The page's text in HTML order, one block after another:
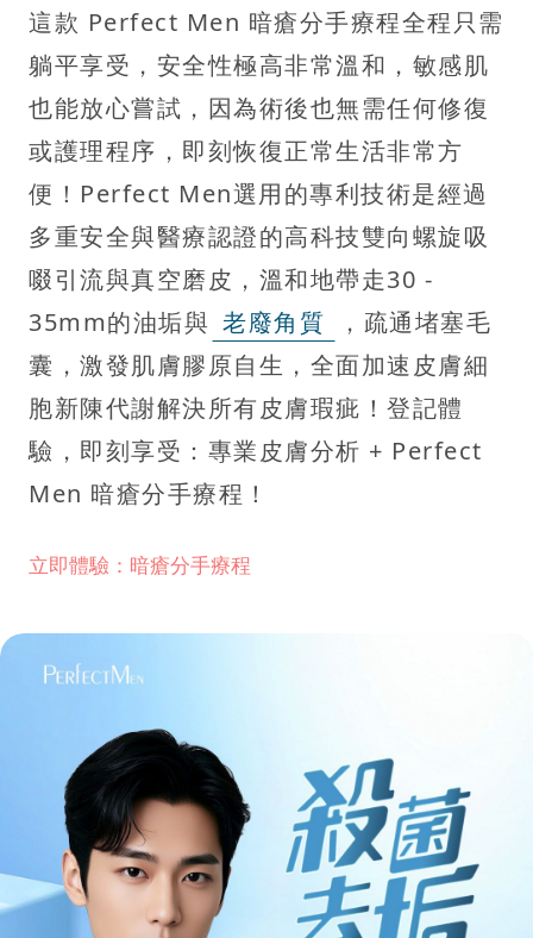
這款 Perfect Men 暗瘡分手療程全程只需
躺平享受，安全性極高非常溫和，敏感肌
也能放心嘗試，因為術後也無需任何修復
或護理程序，即刻恢復正常生活非常方
便！Perfect Men選用的專利技術是經過
多重安全與醫療認證的高科技雙向螺旋吸
啜引流與真空磨皮，溫和地帶走30 -
35mm的油垢與 老廢角質
，疏通堵塞毛
囊，激發肌膚膠原自生，全面加速皮膚細
胞新陳代謝解決所有皮膚瑕疵！登記體
驗，即刻享受：專業皮膚分析 + Perfect
Men 暗瘡分手療程！
立即體驗：暗瘡分手療程